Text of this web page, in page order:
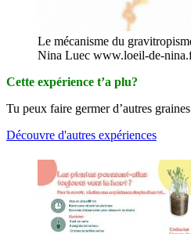
Le mécanisme du
Nina Luec www.loeil-de-
Cette expérience t’a plu?
Tu peux faire germer d’autres
Découvre d'autres expériences